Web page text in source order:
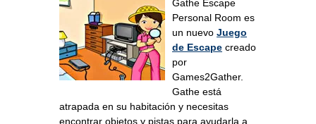
Gathe Escape
Personal Room es
un nuevo Juego
de Escape creado
por
Games2Gather.
Gathe está
atrapada en su habitación y necesitas
encontrar objetos y pistas para ayudarla a